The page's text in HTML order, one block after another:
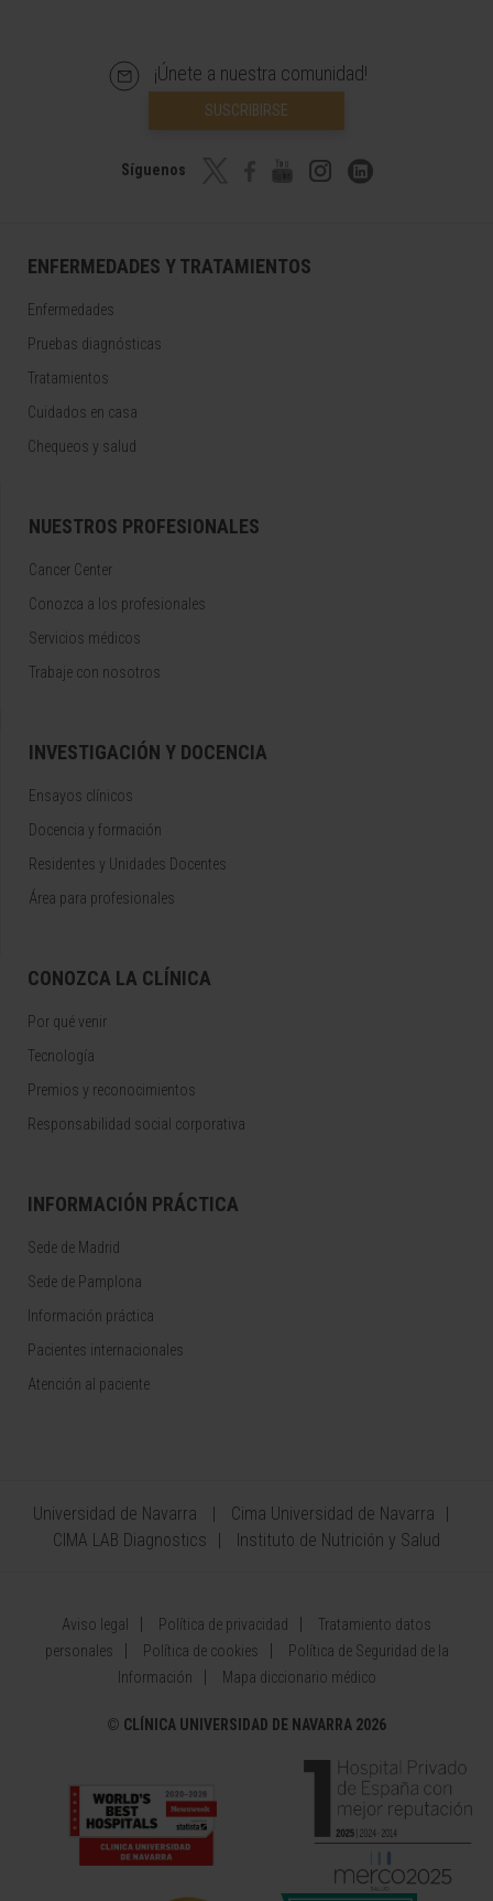
¡Únete a nuestra comunidad!
SUSCRIBIRSE
Síguenos
ENFERMEDADES Y TRATAMIENTOS
Enfermedades
Pruebas diagnósticas
Tratamientos
Cuidados en casa
Chequeos y salud
NUESTROS PROFESIONALES
Cancer Center
Conozca a los profesionales
Servicios médicos
Trabaje con nosotros
INVESTIGACIÓN Y DOCENCIA
Ensayos clínicos
Docencia y formación
Residentes y Unidades Docentes
Área para profesionales
CONOZCA LA CLÍNICA
Por qué venir
Tecnología
Premios y reconocimientos
Responsabilidad social corporativa
INFORMACIÓN PRÁCTICA
Sede de Madrid
Sede de Pamplona
Información práctica
Pacientes internacionales
Atención al paciente
Universidad de Navarra
Cima Universidad de Navarra
CIMA LAB Diagnostics
Instituto de Nutrición y Salud
Aviso legal Política de privacidad
Tratamiento datos
personales
Política de cookies
Política de Seguridad de la
Información
Mapa diccionario médico
© CLÍNICA UNIVERSIDAD DE NAVARRA 2026